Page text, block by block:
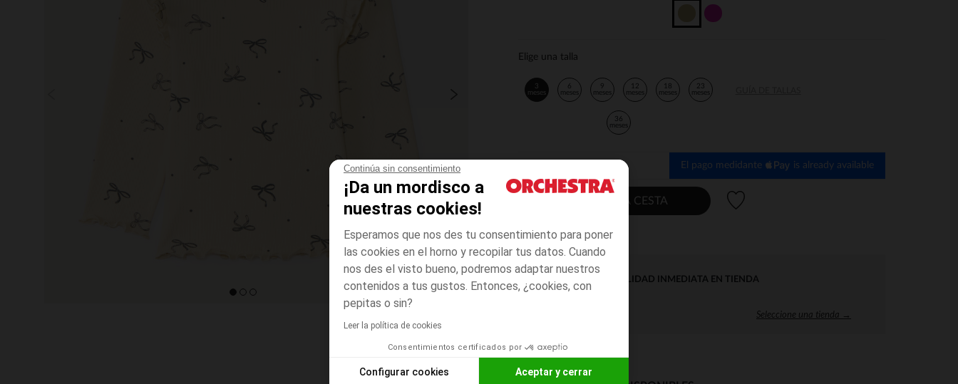
Continúa sin consentimiento
¡Da un mordisco a
nuestras cookies!
Esperamos que nos des tu consentimiento para poner
las cookies en el horno y recopilar tus datos. Cuando
nos des el visto bueno, podremos adaptar nuestros
contenidos a tus gustos. Entonces, ¿cookies, con
pepitas o sin?
Leer la política de cookies
Consentimientos certificados por
Configurar cookies Aceptar y cerrar
Elige una talla
3
meses
6
meses
9
meses
12
meses
18
meses
23
meses
36
meses
El pago medidante is already available
AÑADIR A LA CESTA
DISPONIBILIDAD INMEDIATA EN TIENDA
Seleccione una tienda →